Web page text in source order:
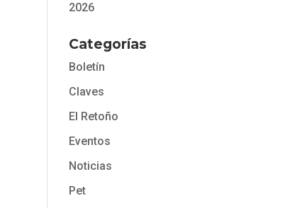
2026
Categorías
Boletín
Claves
El Retoño
Eventos
Noticias
Pet